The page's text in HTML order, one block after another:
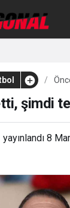
şimdi
yayınlandı 8